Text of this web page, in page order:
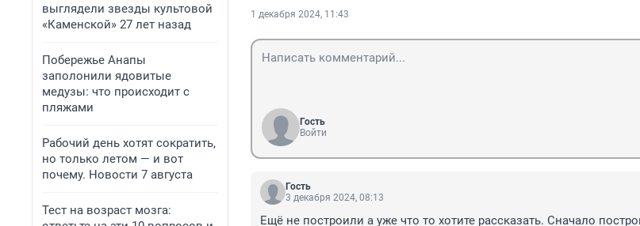
выглядели звезды культовой
«Каменской» 27 лет назад
Побережье Анапы
заполонили ядовитые
медузы: что происходит с
пляжами
Рабочий день хотят сократить,
но только летом — и вот
почему. Новости 7 августа
Тест на возраст мозга:
1 декабря 2024, 11:43
Гость
Войти
Гость
3 декабря 2024, 08:13
Ещё не построили а уже что то хотите рассказать. Сначало